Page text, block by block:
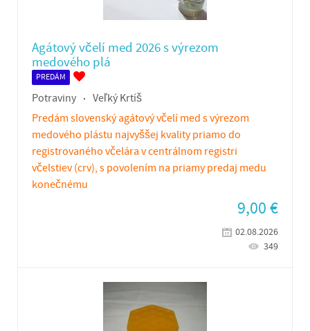
Agátový včelí med 2026 s výrezom
medového plá
PREDÁM
Potraviny
Veľký Krtíš
Predám slovenský agátový včelí med s výrezom
medového plástu najvyššej kvality priamo do
registrovaného včelára v centrálnom registri
včelstiev (crv), s povolením na priamy predaj medu
konečnému
9,00€
02.08.2026
349